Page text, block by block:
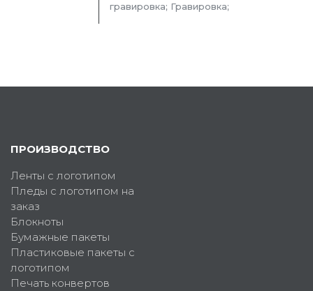
гравировка; Гравировка;
ПРОИЗВОДСТВО
Ленты с логотипом
Пледы с логотипом на
заказ
Блокноты
Бумажные пакеты
Пластиковые пакеты с
логотипом
Печать конвертов